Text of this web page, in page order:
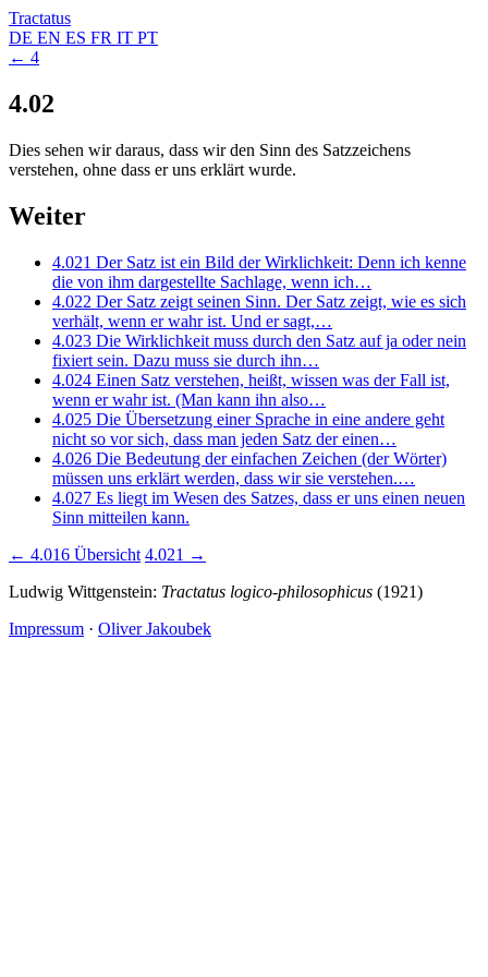
Tractatus
DE EN ES FR IT PT
← 4
4.02
Dies sehen wir daraus, dass wir den Sinn des Satzzeichens
verstehen, ohne dass er uns erklärt wurde.
Weiter
4.021 Der Satz ist ein Bild der Wirklichkeit: Denn ich kenne
die von ihm dargestellte Sachlage, wenn ich…
4.022 Der Satz zeigt seinen Sinn. Der Satz zeigt, wie es sich
verhält, wenn er wahr ist. Und er sagt,…
4.023 Die Wirklichkeit muss durch den Satz auf ja oder nein
fixiert sein. Dazu muss sie durch ihn…
4.024 Einen Satz verstehen, heißt, wissen was der Fall ist,
wenn er wahr ist. (Man kann ihn also…
4.025 Die Übersetzung einer Sprache in eine andere geht
nicht so vor sich, dass man jeden Satz der einen…
4.026 Die Bedeutung der einfachen Zeichen (der Wörter)
müssen uns erklärt werden, dass wir sie verstehen.…
4.027 Es liegt im Wesen des Satzes, dass er uns einen neuen
Sinn mitteilen kann.
← 4.016 Übersicht 4.021 →
Ludwig Wittgenstein: Tractatus logico-philosophicus (1921)
Impressum · Oliver Jakoubek